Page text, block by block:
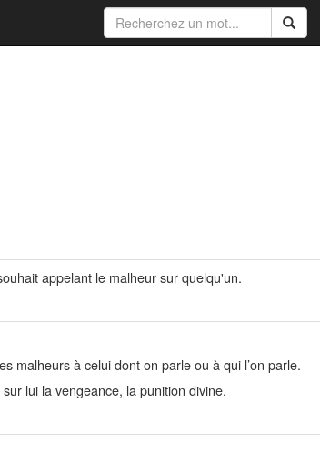
appelant le malheur sur quelqu'un.
malheurs à celui dont on parle ou à qui l’on parle.
lui la vengeance, la punition divine.